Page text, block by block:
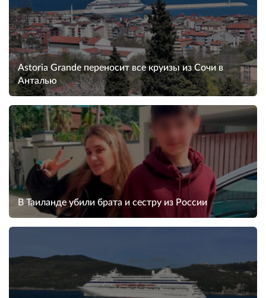
Astoria Grande переносит все круизы из Сочи в
Анталью
В Таиланде убили брата и сестру из России